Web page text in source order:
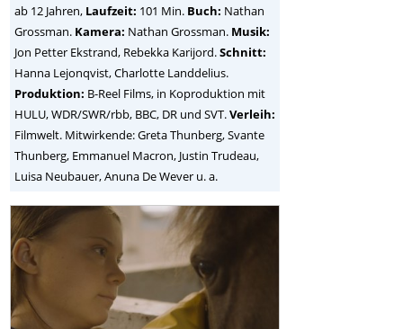
ab 12 Jahren, Laufzeit: 101 Min. Buch: Nathan
Grossman. Kamera: Nathan Grossman. Musik:
Jon Petter Ekstrand, Rebekka Karijord.Schnitt:
Hanna Lejonqvist, Charlotte Landdelius.
Produktion: B-Reel Films, in Koproduktion mit
HULU, WDR/SWR/rbb, BBC, DR und SVT.Verleih:
Filmwelt. Mitwirkende: Greta Thunberg, Svante
Thunberg, Emmanuel Macron, Justin Trudeau,
Luisa Neubauer, Anuna De Wever u. a.